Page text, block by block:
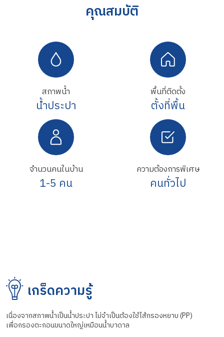
คุณสมบัติ
สภาพน้ำ
น้ำประปา
พื้นที่ติดตั้ง
ตั้งที่พื้น
จำนวนคนในบ้าน
1-5 คน
ความต้องการพิเศษ
คนทั่วไป
เกร็ดความรู้
เนื่องจากสภาพน้ำเป็นน้ำประปา ไม่จำเป็นต้องใช้ไส้กรองหยาบ (PP)
เพื่อกรองตะกอนขนาดใหญ่เหมือนน้ำบาดาล